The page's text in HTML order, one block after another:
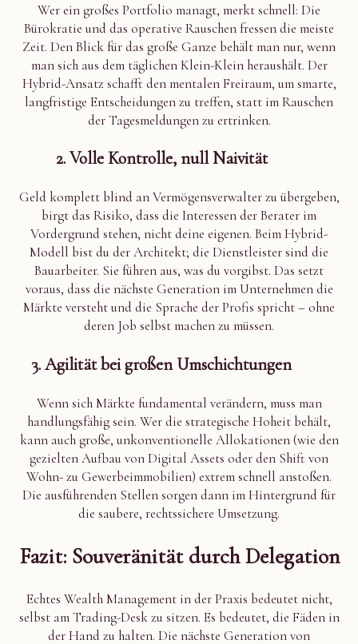
Wer ein großes Portfolio managt, merkt schnell: Die
Bürokratie und das operative Rauschen fressen die meiste
Zeit. Den Blick für das große Ganze behält man nur, wenn
man sich aus dem täglichen Klein-Klein heraushält. Der
Hybrid-Ansatz schafft den mentalen Freiraum, um smarte,
langfristige Entscheidungen zu treffen, statt im Rauschen
der Tagesmeldungen zu ertrinken.
2. Volle Kontrolle, null Naivität
Geld komplett blind an Vermögensverwalter zu übergeben,
birgt das Risiko, dass die Interessen der Berater im
Vordergrund stehen, nicht deine eigenen. Beim Hybrid-
Modell bist du der Architekt; die Dienstleister sind die
Bauarbeiter. Sie führen aus, was du vorgibst. Das setzt
voraus, dass die nächste Generation im Unternehmen die
Märkte versteht und die Sprache der Profis spricht – ohne
deren Job selbst machen zu müssen.
3. Agilität bei großen Umschichtungen
Wenn sich Märkte fundamental verändern, muss man
handlungsfähig sein. Wer die strategische Hoheit behält,
kann auch große, unkonventionelle Allokationen (wie den
gezielten Aufbau von Digital Assets oder den Shift von
Wohn- zu Gewerbeimmobilien) extrem schnell anstoßen.
Die ausführenden Stellen sorgen dann im Hintergrund für
die saubere, rechtssichere Umsetzung.
Fazit: Souveränität durch Delegation
Echtes Wealth Management in der Praxis bedeutet nicht,
selbst am Trading-Desk zu sitzen. Es bedeutet, die Fäden in
der Hand zu halten. Die nächste Generation von